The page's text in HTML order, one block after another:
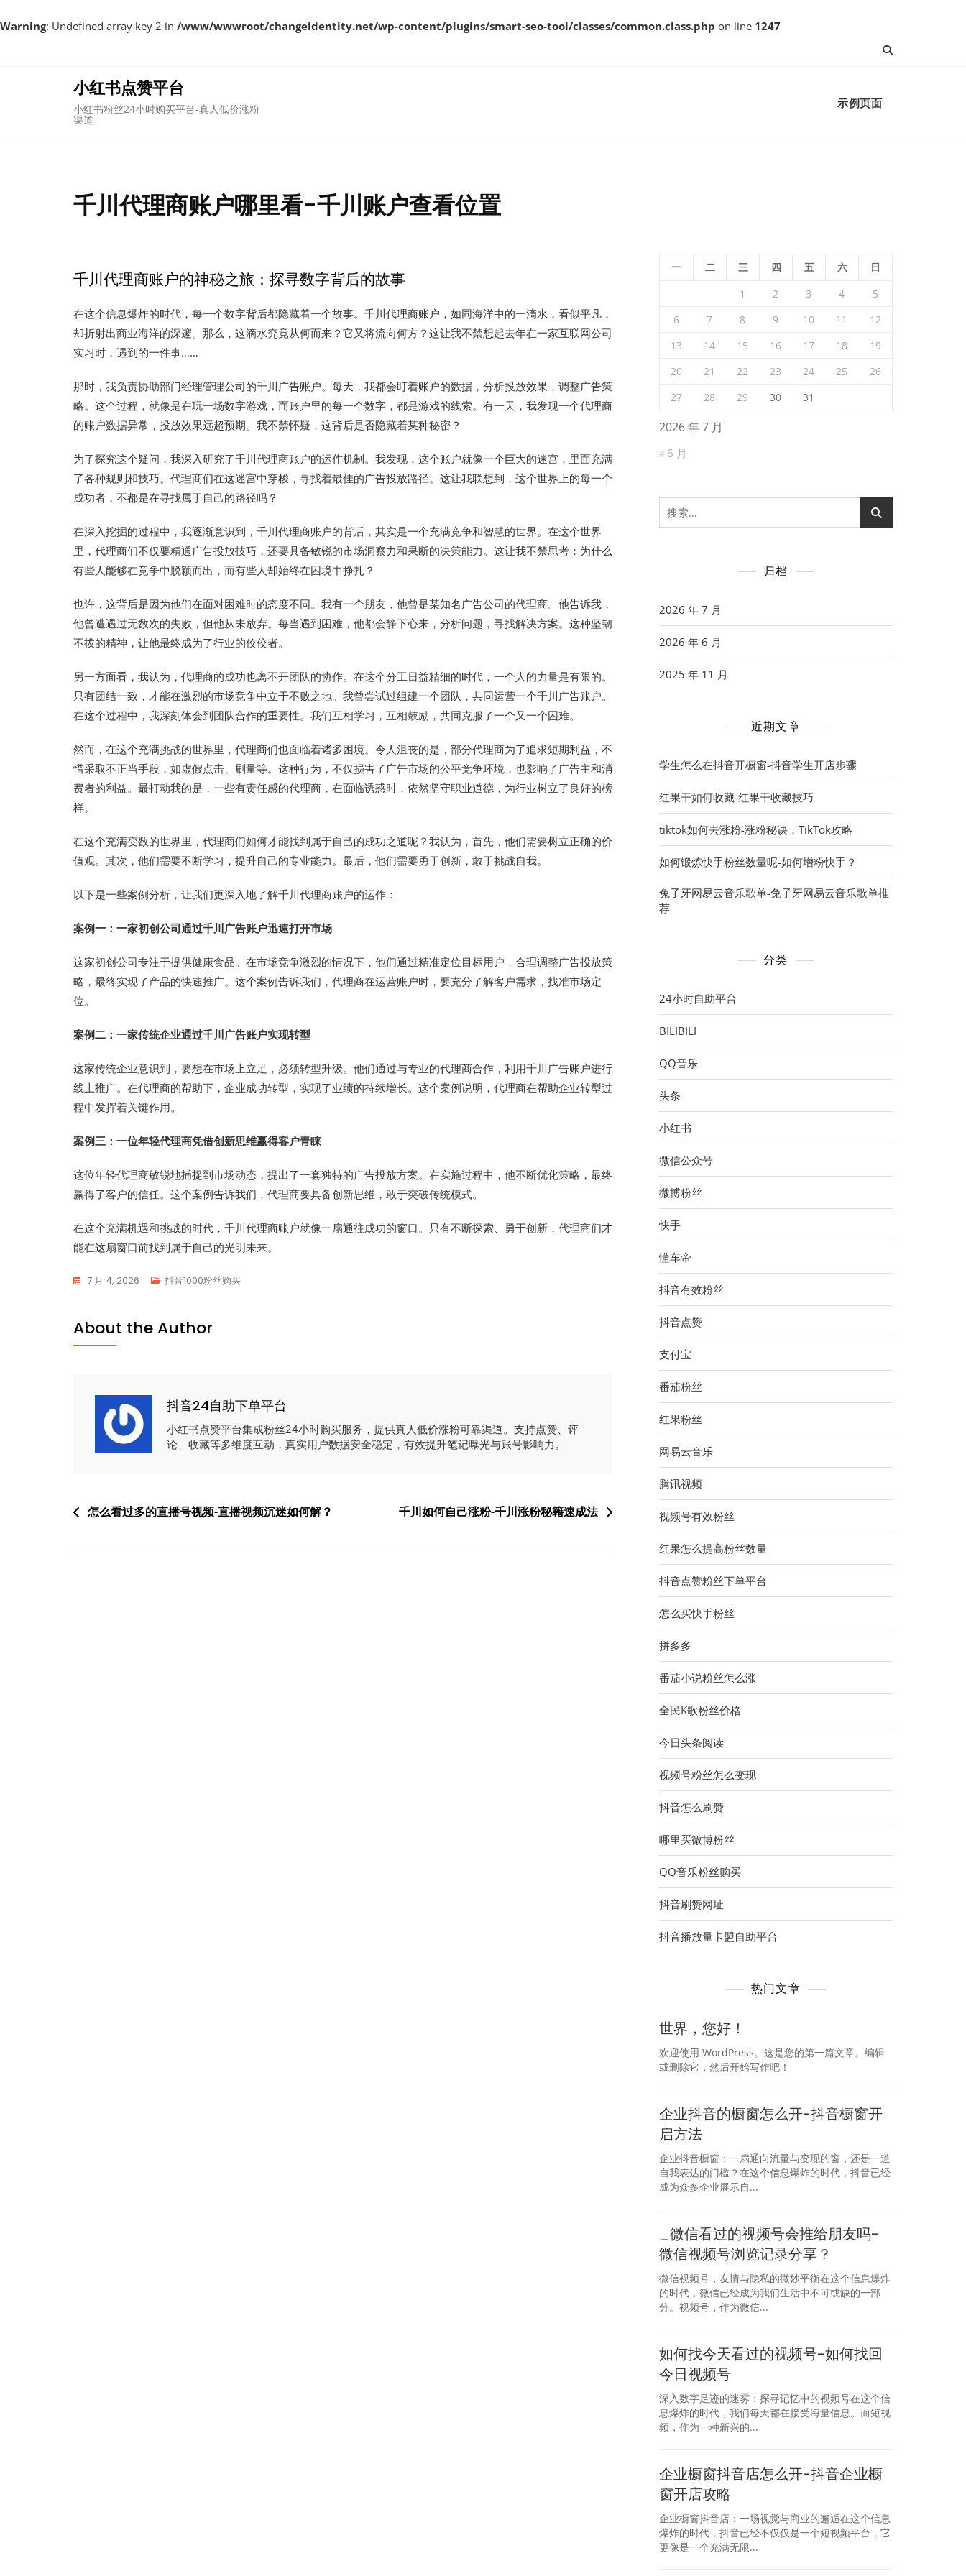
Warning: Undefined array key 2 in /www/wwwroot/changeidentity.net/wp-content/plugins/smart-seo-tool/classes/common.class.php on line 1247
小红书点赞平台
小红书粉丝24小时购买平台-真人低价涨粉
渠道
示例页面
千川代理商账户哪里看-千川账户查看位置
千川代理商账户的神秘之旅：探寻数字背后的故事
在这个信息爆炸的时代，每一个数字背后都隐藏着一个故事。千川代理商账户，如同海洋中的一滴水，看似平凡，
却折射出商业海洋的深邃。那么，这滴水究竟从何而来？它又将流向何方？这让我不禁想起去年在一家互联网公司
实习时，遇到的一件事……
那时，我负责协助部门经理管理公司的千川广告账户。每天，我都会盯着账户的数据，分析投放效果，调整广告策
略。这个过程，就像是在玩一场数字游戏，而账户里的每一个数字，都是游戏的线索。有一天，我发现一个代理商
的账户数据异常，投放效果远超预期。我不禁怀疑，这背后是否隐藏着某种秘密？
为了探究这个疑问，我深入研究了千川代理商账户的运作机制。我发现，这个账户就像一个巨大的迷宫，里面充满
了各种规则和技巧。代理商们在这迷宫中穿梭，寻找着最佳的广告投放路径。这让我联想到，这个世界上的每一个
成功者，不都是在寻找属于自己的路径吗？
在深入挖掘的过程中，我逐渐意识到，千川代理商账户的背后，其实是一个充满竞争和智慧的世界。在这个世界
里，代理商们不仅要精通广告投放技巧，还要具备敏锐的市场洞察力和果断的决策能力。这让我不禁思考：为什么
有些人能够在竞争中脱颖而出，而有些人却始终在困境中挣扎？
也许，这背后是因为他们在面对困难时的态度不同。我有一个朋友，他曾是某知名广告公司的代理商。他告诉我，
他曾遭遇过无数次的失败，但他从未放弃。每当遇到困难，他都会静下心来，分析问题，寻找解决方案。这种坚韧
不拔的精神，让他最终成为了行业的佼佼者。
另一方面看，我认为，代理商的成功也离不开团队的协作。在这个分工日益精细的时代，一个人的力量是有限的。
只有团结一致，才能在激烈的市场竞争中立于不败之地。我曾尝试过组建一个团队，共同运营一个千川广告账户。
在这个过程中，我深刻体会到团队合作的重要性。我们互相学习，互相鼓励，共同克服了一个又一个困难。
然而，在这个充满挑战的世界里，代理商们也面临着诸多困境。令人沮丧的是，部分代理商为了追求短期利益，不
惜采取不正当手段，如虚假点击、刷量等。这种行为，不仅损害了广告市场的公平竞争环境，也影响了广告主和消
费者的利益。最打动我的是，一些有责任感的代理商，在面临诱惑时，依然坚守职业道德，为行业树立了良好的榜
样。
在这个充满变数的世界里，代理商们如何才能找到属于自己的成功之道呢？我认为，首先，他们需要树立正确的价
值观。其次，他们需要不断学习，提升自己的专业能力。最后，他们需要勇于创新，敢于挑战自我。
以下是一些案例分析，让我们更深入地了解千川代理商账户的运作：
案例一：一家初创公司通过千川广告账户迅速打开市场
这家初创公司专注于提供健康食品。在市场竞争激烈的情况下，他们通过精准定位目标用户，合理调整广告投放策
略，最终实现了产品的快速推广。这个案例告诉我们，代理商在运营账户时，要充分了解客户需求，找准市场定
位。
案例二：一家传统企业通过千川广告账户实现转型
这家传统企业意识到，要想在市场上立足，必须转型升级。他们通过与专业的代理商合作，利用千川广告账户进行
线上推广。在代理商的帮助下，企业成功转型，实现了业绩的持续增长。这个案例说明，代理商在帮助企业转型过
程中发挥着关键作用。
案例三：一位年轻代理商凭借创新思维赢得客户青睐
这位年轻代理商敏锐地捕捉到市场动态，提出了一套独特的广告投放方案。在实施过程中，他不断优化策略，最终
赢得了客户的信任。这个案例告诉我们，代理商要具备创新思维，敢于突破传统模式。
在这个充满机遇和挑战的时代，千川代理商账户就像一扇通往成功的窗口。只有不断探索、勇于创新，代理商们才
能在这扇窗口前找到属于自己的光明未来。
7 月 4, 2026 抖音1000粉丝购买
About the Author
抖音24自助下单平台
小红书点赞平台集成粉丝24小时购买服务，提供真人低价涨粉可靠渠道。支持点赞、评
论、收藏等多维度互动，真实用户数据安全稳定，有效提升笔记曝光与账号影响力。
文怎么看过多的直播号视频-直播视频沉迷如何解？ 千川如何自己涨粉-千川涨粉秘籍速成法
2026 年 7 月
一 二 三 四 五 六
日
1
2 3 4
5
6
7 8 9 10 11
12
13
14 15 16 17 18
19
20
21 22 23 24 25
26
27
28 29 30 31
« 6 月
搜
索：
归档
2026 年 7 月
2026 年 6 月
2025 年 11 月
近期文章
学生怎么在抖音开橱窗-抖音学生开店步骤
红果干如何收藏-红果干收藏技巧
tiktok如何去涨粉-涨粉秘诀，TikTok攻略
如何锻炼快手粉丝数量呢-如何增粉快手？
兔子牙网易云音乐歌单-兔子牙网易云音乐歌单推
荐
分类
24小时自助平台
BILIBILI
QQ音乐
头条
小红书
微信公众号
微博粉丝
快手
懂车帝
抖音有效粉丝
抖音点赞
支付宝
番茄粉丝
红果粉丝
网易云音乐
腾讯视频
视频号有效粉丝
红果怎么提高粉丝数量
抖音点赞粉丝下单平台
怎么买快手粉丝
拼多多
番茄小说粉丝怎么涨
全民K歌粉丝价格
今日头条阅读
视频号粉丝怎么变现
抖音怎么刷赞
哪里买微博粉丝
QQ音乐粉丝购买
抖音刷赞网址
抖音播放量卡盟自助平台
热门文章
世界，您好！
欢迎使用 WordPress。这是您的第一篇文章。编辑
或删除它，然后开始写作吧！
企业抖音的橱窗怎么开-抖音橱窗开
启方法
企业抖音橱窗：一扇通向流量与变现的窗，还是一道
自我表达的门槛？在这个信息爆炸的时代，抖音已经
成为众多企业展示自...
_微信看过的视频号会推给朋友吗-
微信视频号浏览记录分享？
微信视频号，友情与隐私的微妙平衡在这个信息爆炸
的时代，微信已经成为我们生活中不可或缺的一部
分。视频号，作为微信...
如何找今天看过的视频号-如何找回
今日视频号
深入数字足迹的迷雾：探寻记忆中的视频号在这个信
息爆炸的时代，我们每天都在接受海量信息。而短视
频，作为一种新兴的...
企业橱窗抖音店怎么开-抖音企业橱
窗开店攻略
企业橱窗抖音店：一场视觉与商业的邂逅在这个信息
爆炸的时代，抖音已经不仅仅是一个短视频平台，它
更像是一个充满无限...